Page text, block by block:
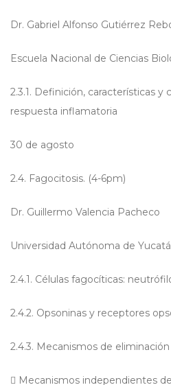
Dr. Gabriel Alfonso Gutiérrez
Escuela Nacional de Ciencias
2.3.1. Definición, características y
respuesta inflamatoria
30 de agosto
2.4. Fagocitosis. (4-6pm)
Dr. Guillermo Valencia Pacheco
Universidad Autónoma de
2.4.1. Células fagocíticas:
2.4.2. Opsoninas y receptores
2.4.3. Mecanismos de
 Mecanismos independientes